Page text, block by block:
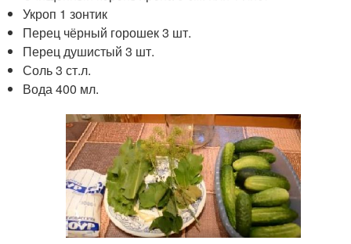
Укроп 1 зонтик
Перец чёрный горошек 3 шт.
Перец душистый 3 шт.
Соль 3 ст.л.
Вода 400 мл.